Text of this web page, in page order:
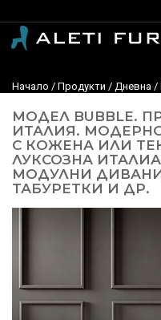
Начало / Продукти / Дневна /
МОДЕЛ BUBBLE.
ИТАЛИЯ.
С КОЖЕНА ИЛИ
ЛУКСОЗНА
МОДУЛНИ
ТАБУРЕТКИ И ДР.